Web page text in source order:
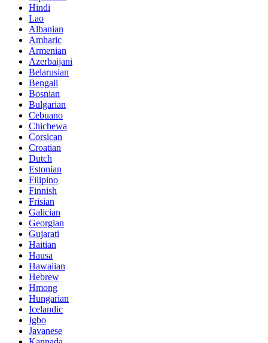
Hindi
Lao
Albanian
Amharic
Armenian
Azerbaijani
Belarusian
Bengali
Bosnian
Bulgarian
Cebuano
Chichewa
Corsican
Croatian
Dutch
Estonian
Filipino
Finnish
Frisian
Galician
Georgian
Gujarati
Haitian
Hausa
Hawaiian
Hebrew
Hmong
Hungarian
Icelandic
Igbo
Javanese